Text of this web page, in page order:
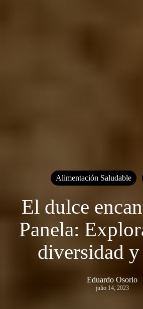
Alimentación Saludable
El dulce
Panela:
diversidad y
Eduardo Osorio
julio 14, 2023